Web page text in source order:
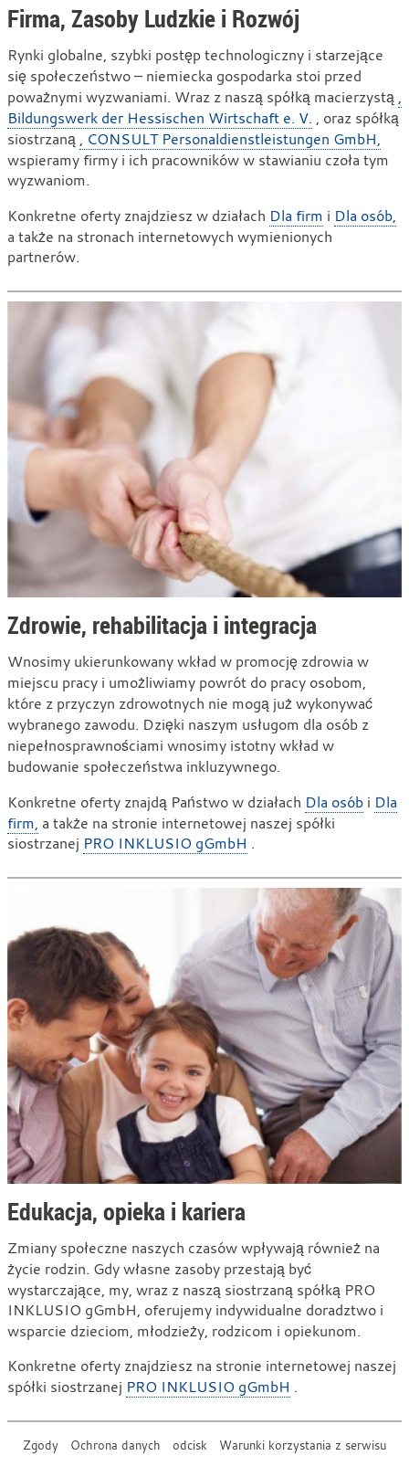
Firma, Zasoby Ludzkie i Rozwój
Rynki globalne, szybki postęp technologiczny i starzejące
się społeczeństwo – niemiecka gospodarka stoi przed
poważnymi wyzwaniami. Wraz z naszą spółką macierzystą ,
Bildungswerk der Hessischen Wirtschaft e. V. , oraz spółką
siostrzaną , CONSULT Personaldienstleistungen GmbH,
wspieramy firmy i ich pracowników w stawianiu czoła tym
wyzwaniom.
Konkretne oferty znajdziesz w działach Dla firm i Dla osób,
a także na stronach internetowych wymienionych
partnerów.
Zdrowie, rehabilitacja i integracja
Wnosimy ukierunkowany wkład w promocję zdrowia w
miejscu pracy i umożliwiamy powrót do pracy osobom,
które z przyczyn zdrowotnych nie mogą już wykonywać
wybranego zawodu. Dzięki naszym usługom dla osób z
niepełnosprawnościami wnosimy istotny wkład w
budowanie społeczeństwa inkluzywnego.
Konkretne oferty znajdą Państwo w działach Dla osób i Dla
firm, a także na stronie internetowej naszej spółki
siostrzanej PRO INKLUSIO gGmbH .
Edukacja, opieka i kariera
Zmiany społeczne naszych czasów wpływają również na
życie rodzin. Gdy własne zasoby przestają być
wystarczające, my, wraz z naszą siostrzaną spółką PRO
INKLUSIO gGmbH, oferujemy indywidualne doradztwo i
wsparcie dzieciom, młodzieży, rodzicom i opiekunom.
Konkretne oferty znajdziesz na stronie internetowej naszej
spółki siostrzanej PRO INKLUSIO gGmbH .
Zgody Ochrona danych odcisk Warunki korzystania z serwisu